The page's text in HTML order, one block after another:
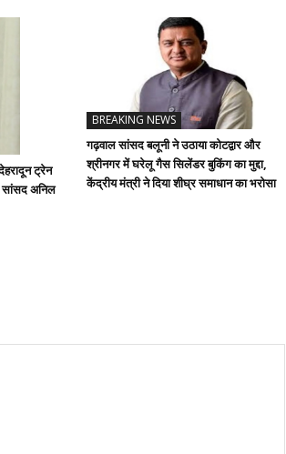
ट्रेन
सांसद अनिल
BREAKING NEWS
गढ़वाल सांसद बलूनी ने उठाया कोटद्वार और
श्रीनगर में घरेलू गैस सिलेंडर बुकिंग का मुद्दा,
केंद्रीय मंत्री ने दिया शीघ्र समाधान का भरोसा